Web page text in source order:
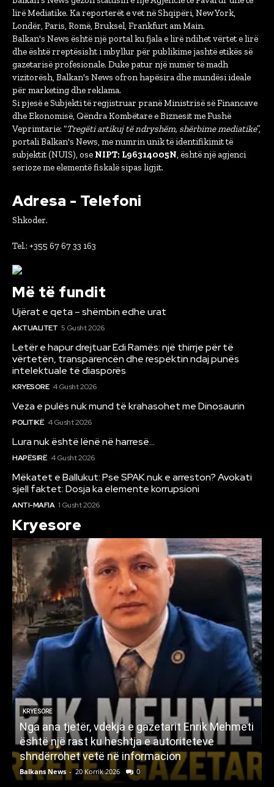
lirë Mediatike. Ka reporterët e vet në Shqipëri, New York,
Londër, Paris, Romë, Bruksel, Frankfurt am Main.
Balkan's News është një portal ku fjala e lirë ndihet vërtet e lirë
dhe është rreptësisht i mbyllur për publikime jashtë etikës së
gazetarisë profesionale. Duke patur një numër të madh
vizitorësh, Balkan's News ofron hapësira dhe mundësi ideale
për marketing dhe reklama.
Si pjesë e Subjekti të regjistruar pranë Ministrisë së Financave
dhe Ekonomisë, Qëndra Kombëtare e Biznesit me Fushë
Veprimtarie: “Tregëti artikuj të ndryshëm, shërbime mediatike”,
portali Balkan's News, me numrin unik të identifikimit të
subjektit (NUIS), ose NIPT: L96314005N, është një agjenci
serioze me elementë fiskalë sipas ligjit.
Adresa - Telefoni
Shkoder.
Tel.: +355 67 67 33 163
Më të fundit
Ujërat e qeta – shëmbin edhe urat
AKTUALITET 5 Gusht 2026
Letër e hapur drejtuar Edi Ramës: një thirrje për të
vërtetën, transparencën dhe respektin ndaj punës
intelektuale të diasporës
KRYESORE 4 Gusht 2026
Veza e pulës nuk mund të krahasohet me Dinosaurin
POLITIKË 4 Gusht 2026
Lura nuk është lënë në harresë…
HAPËSIRË 4 Gusht 2026
Mëkatet e Ballukut: Pse SPAK nuk e arreston? Avokati
sjell faktet: Dosja ka elemente korrupsioni
ANTI-MAFIA 1 Gusht 2026
Kryesore
KRYESORE
Nga ana tjetër, vdekja e gazetarit Enrik Mehmeti
është një rast ku heshtja e autoriteteve
shndërrohet vetë në informacion
Balkans News - 20 Korrik 2026 0